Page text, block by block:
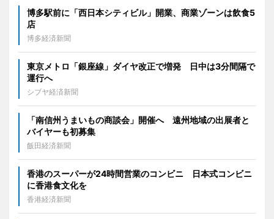
博多駅前に「西日本シティビル」開業、商業ゾーンは飲食5
店
博多経済新聞
東京メトロ「銀座線」ダイヤ改正で増発 日中は3分間隔で
運行へ
シブヤ経済新聞
「南信州うまいもの商談会」開催へ 遠州地域の出展者と
バイヤーも初募集
飯田経済新聞
香港のスーパーが24時間営業のコンビニ 日本式コンビニ
に香港食文化を
香港経済新聞